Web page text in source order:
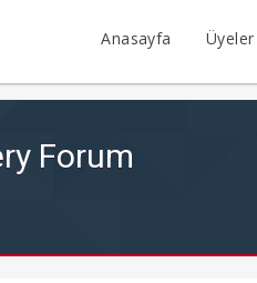
Anasayfa Üyeler
Forum